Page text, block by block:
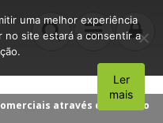
através do número
uma melhor experiência
no site estará a consentir a
Aceito
Ler
mais